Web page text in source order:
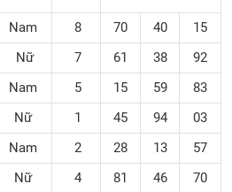
Nam 8 70 40
15
Nữ
7 61 38 92
Nam 5 15 59
83
Nữ
1 45 94 03
Nam 2 28 13
57
Nữ
4 81 46 70